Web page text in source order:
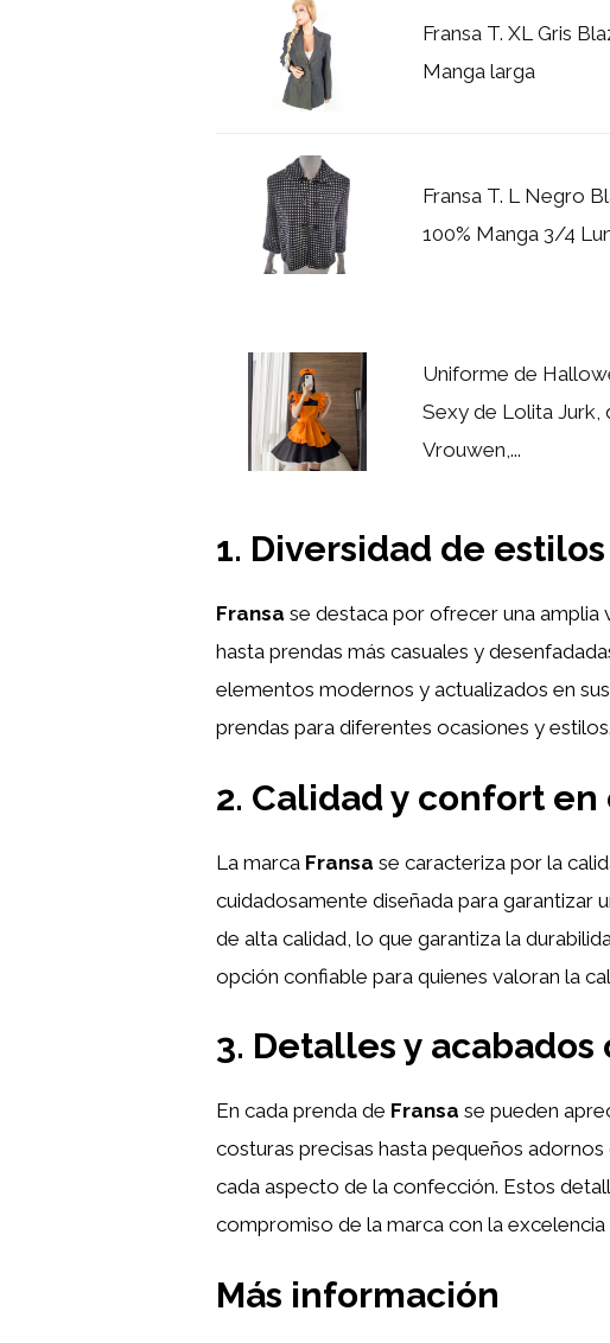
Fransa T. XL Gris
Manga larga
Fransa T. L Negro
100% Manga 3/4
Uniforme de
Sexy de Lolita Jurk,
Vrouwen,...
1. Diversidad de
Fransa se destaca por ofrecer una amplia
hasta prendas más casuales y
elementos modernos y actualizados en
prendas para diferentes ocasiones y estilos.
2. Calidad y confort
La marca Fransa se caracteriza por la
cuidadosamente diseñada para garantizar
de alta calidad, lo que garantiza la
opción confiable para quienes valoran la
3. Detalles y
En cada prenda de Fransa se pueden
costuras precisas hasta pequeños
cada aspecto de la confección. Estos
compromiso de la marca con la excelencia
Más información